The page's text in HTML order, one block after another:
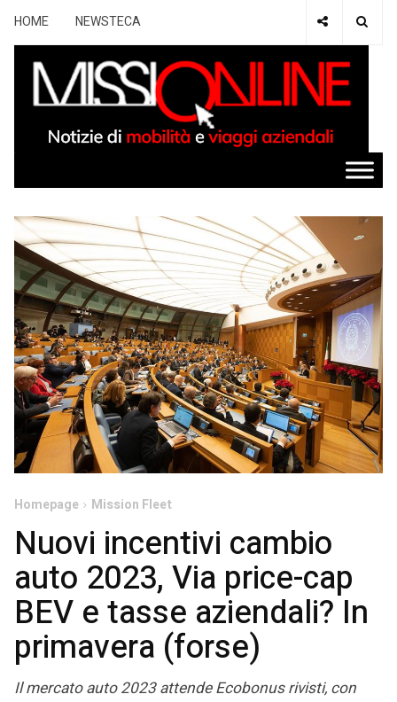
HOME NEWSTECA
Homepage Mission Fleet
Nuovi incentivi cambio
auto 2023, Via price-cap
BEV e tasse aziendali? In
primavera (forse)
Il mercato auto 2023 attende Ecobonus rivisti, con